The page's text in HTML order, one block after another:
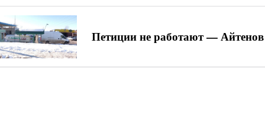
Петиции не работают —